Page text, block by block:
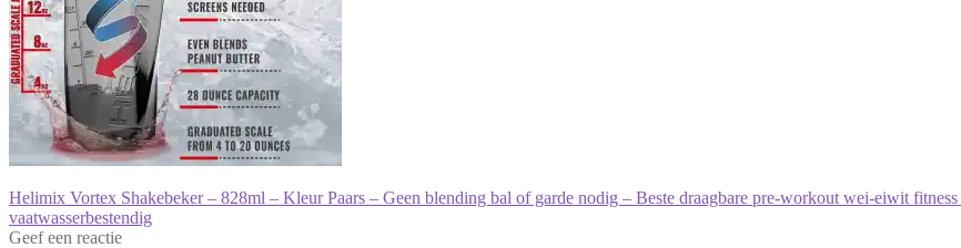
Bericht
navigatie
Vorig
bericht:
Helimix Vortex Shakebeker – 828ml – Kleur Paars – Geen blending bal of garde nodig – Beste draagbare pre-workout wei-eiwit
vaatwasserbestendig
Geef een reactie